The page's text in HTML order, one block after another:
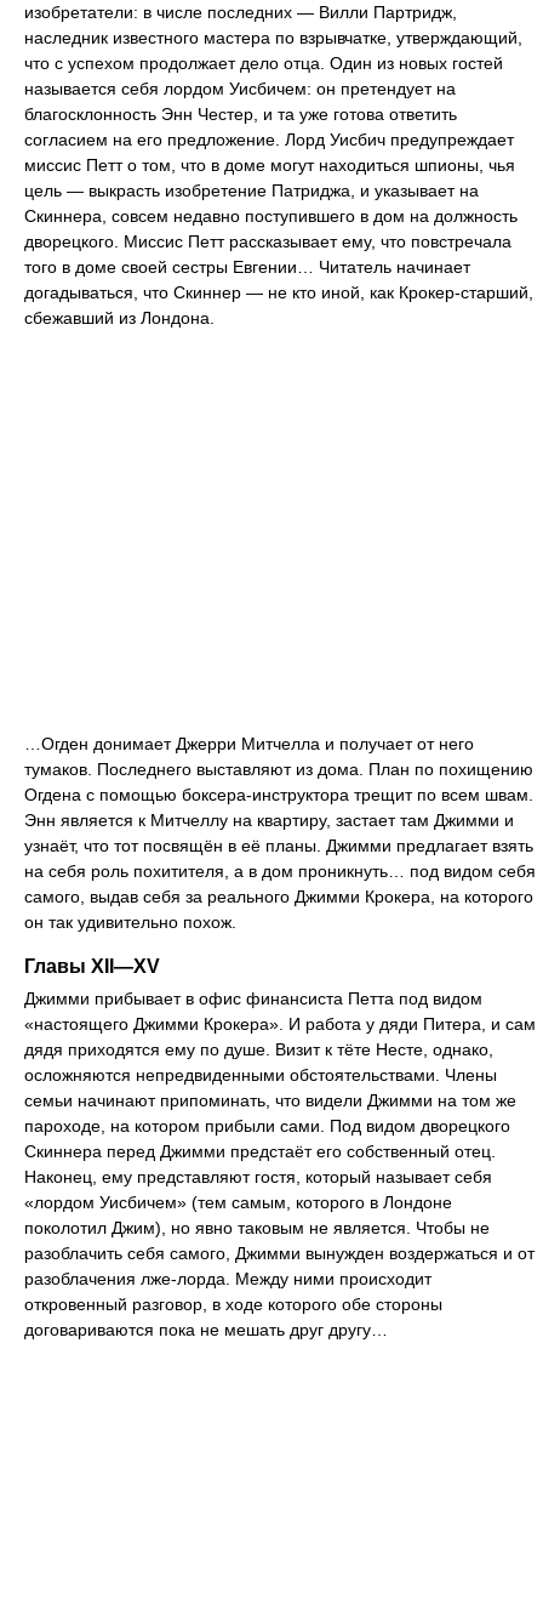
изобретатели: в числе последних — Вилли Партридж,
наследник известного мастера по взрывчатке, утверждающий,
что с успехом продолжает дело отца. Один из новых гостей
называется себя лордом Уисбичем: он претендует на
благосклонность Энн Честер, и та уже готова ответить
согласием на его предложение. Лорд Уисбич предупреждает
миссис Петт о том, что в доме могут находиться шпионы, чья
цель — выкрасть изобретение Патриджа, и указывает на
Скиннера, совсем недавно поступившего в дом на должность
дворецкого. Миссис Петт рассказывает ему, что повстречала
того в доме своей сестры Евгении… Читатель начинает
догадываться, что Скиннер — не кто иной, как Крокер-старший,
сбежавший из Лондона.
…Огден донимает Джерри Митчелла и получает от него
тумаков. Последнего выставляют из дома. План по похищению
Огдена с помощью боксера-инструктора трещит по всем швам.
Энн является к Митчеллу на квартиру, застает там Джимми и
узнаёт, что тот посвящён в её планы. Джимми предлагает взять
на себя роль похитителя, а в дом проникнуть… под видом себя
самого, выдав себя за реального Джимми Крокера, на которого
он так удивительно похож.
Главы XII—XV
Джимми прибывает в офис финансиста Петта под видом
«настоящего Джимми Крокера». И работа у дяди Питера, и сам
дядя приходятся ему по душе. Визит к тёте Несте, однако,
осложняются непредвиденными обстоятельствами. Члены
семьи начинают припоминать, что видели Джимми на том же
пароходе, на котором прибыли сами. Под видом дворецкого
Скиннера перед Джимми предстаёт его собственный отец.
Наконец, ему представляют гостя, который называет себя
«лордом Уисбичем» (тем самым, которого в Лондоне
поколотил Джим), но явно таковым не является. Чтобы не
разоблачить себя самого, Джимми вынужден воздержаться и от
разоблачения лже-лорда. Между ними происходит
откровенный разговор, в ходе которого обе стороны
договариваются пока не мешать друг другу…